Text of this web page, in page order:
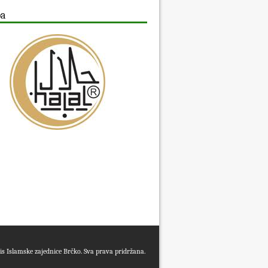
Islamske zajednice Brčko. Sva prava pridržana.